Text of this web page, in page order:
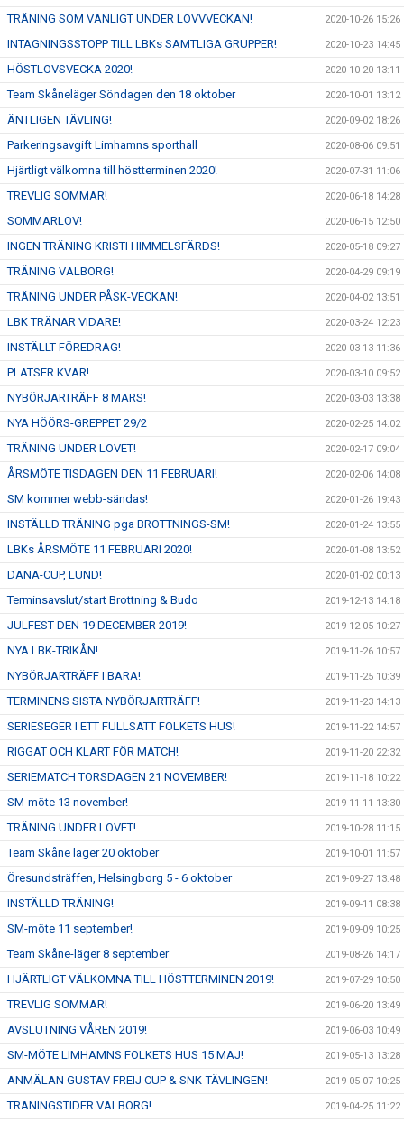
TRÄNING SOM VANLIGT UNDER LOVVVECKAN! 2020-10-26 15:26
INTAGNINGSSTOPP TILL LBKs SAMTLIGA GRUPPER! 2020-10-23 14:45
HÖSTLOVSVECKA 2020! 2020-10-20 13:11
Team Skåneläger Söndagen den 18 oktober 2020-10-01 13:12
ÄNTLIGEN TÄVLING! 2020-09-02 18:26
Parkeringsavgift Limhamns sporthall 2020-08-06 09:51
Hjärtligt välkomna till höstterminen 2020! 2020-07-31 11:06
TREVLIG SOMMAR! 2020-06-18 14:28
SOMMARLOV! 2020-06-15 12:50
INGEN TRÄNING KRISTI HIMMELSFÄRDS! 2020-05-18 09:27
TRÄNING VALBORG! 2020-04-29 09:19
TRÄNING UNDER PÅSK-VECKAN! 2020-04-02 13:51
LBK TRÄNAR VIDARE! 2020-03-24 12:23
INSTÄLLT FÖREDRAG! 2020-03-13 11:36
PLATSER KVAR! 2020-03-10 09:52
NYBÖRJARTRÄFF 8 MARS! 2020-03-03 13:38
NYA HÖÖRS-GREPPET 29/2 2020-02-25 14:02
TRÄNING UNDER LOVET! 2020-02-17 09:04
ÅRSMÖTE TISDAGEN DEN 11 FEBRUARI! 2020-02-06 14:08
SM kommer webb-sändas! 2020-01-26 19:43
INSTÄLLD TRÄNING pga BROTTNINGS-SM! 2020-01-24 13:55
LBKs ÅRSMÖTE 11 FEBRUARI 2020! 2020-01-08 13:52
DANA-CUP, LUND! 2020-01-02 00:13
Terminsavslut/start Brottning & Budo 2019-12-13 14:18
JULFEST DEN 19 DECEMBER 2019! 2019-12-05 10:27
NYA LBK-TRIKÅN! 2019-11-26 10:57
NYBÖRJARTRÄFF I BARA! 2019-11-25 10:39
TERMINENS SISTA NYBÖRJARTRÄFF! 2019-11-23 14:13
SERIESEGER I ETT FULLSATT FOLKETS HUS! 2019-11-22 14:57
RIGGAT OCH KLART FÖR MATCH! 2019-11-20 22:32
SERIEMATCH TORSDAGEN 21 NOVEMBER! 2019-11-18 10:22
SM-möte 13 november! 2019-11-11 13:30
TRÄNING UNDER LOVET! 2019-10-28 11:15
Team Skåne läger 20 oktober 2019-10-01 11:57
Öresundsträffen, Helsingborg 5 - 6 oktober 2019-09-27 13:48
INSTÄLLD TRÄNING! 2019-09-11 08:38
SM-möte 11 september! 2019-09-09 10:25
Team Skåne-läger 8 september 2019-08-26 14:17
HJÄRTLIGT VÄLKOMNA TILL HÖSTTERMINEN 2019! 2019-07-29 10:50
TREVLIG SOMMAR! 2019-06-20 13:49
AVSLUTNING VÅREN 2019! 2019-06-03 10:49
SM-MÖTE LIMHAMNS FOLKETS HUS 15 MAJ! 2019-05-13 13:28
ANMÄLAN GUSTAV FREIJ CUP & SNK-TÄVLINGEN! 2019-05-07 10:25
TRÄNINGSTIDER VALBORG! 2019-04-25 11:22